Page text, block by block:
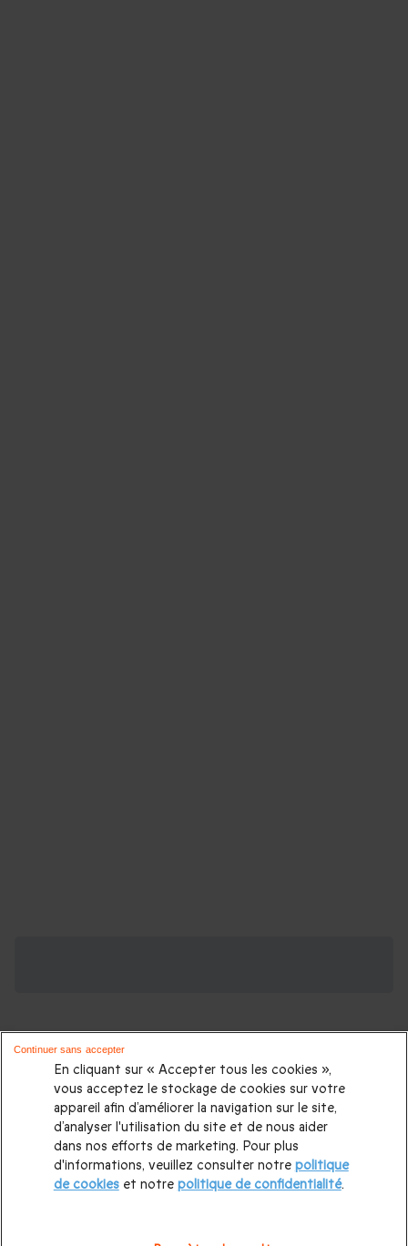
Parachute Normandie
Parachute Paris
Parachute Gap
Hélicoptère Mont Blanc
Hélicoptère Chamonix
En cliquant sur « Accepter tous les cookies »,
vous acceptez le stockage de cookies sur votre
appareil afin d’améliorer la navigation sur le site,
d’analyser l'utilisation du site et de nous aider
dans nos efforts de marketing. Pour plus
d'informations, veuillez consulter notre politique
de cookieset notre politique de confidentialité.
Continuer sans accepter